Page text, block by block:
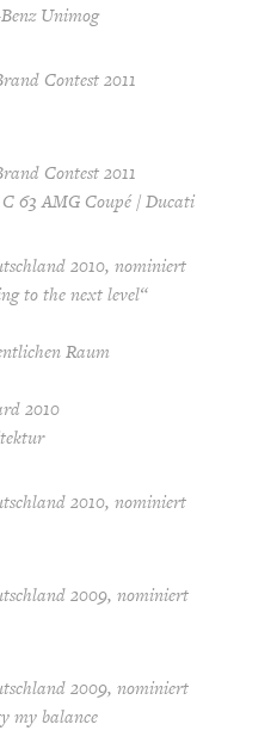
Unimog
Contest 2011
Contest 2011
63 AMG Coupé / Ducati
2010, nominiert
to the next level“
Raum
2010
2010, nominiert
2009, nominiert
2009, nominiert
my balance